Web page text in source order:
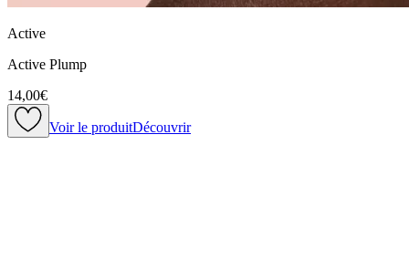
Active
Active Plump
14,00€
Voir le produitDécouvrir